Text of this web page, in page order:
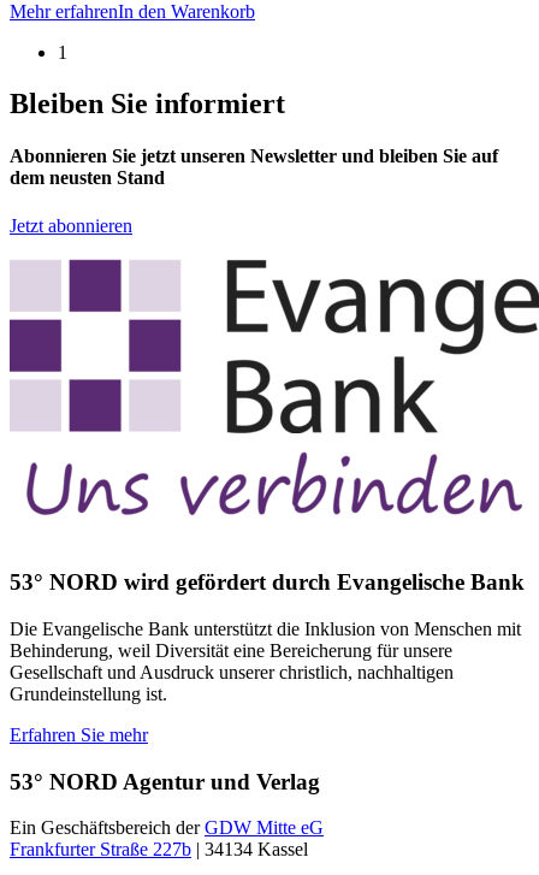
Mehr erfahrenIn den Warenkorb
1
Bleiben Sie informiert
Abonnieren Sie jetzt unseren Newsletter und bleiben Sie auf
dem neusten Stand
Jetzt abonnieren
53° NORD wird gefördert durch Evangelische Bank
Die Evangelische Bank unterstützt die Inklusion von Menschen mit
Behinderung, weil Diversität eine Bereicherung für unsere
Gesellschaft und Ausdruck unserer christlich, nachhaltigen
Grundeinstellung ist.
Erfahren Sie mehr
53° NORD Agentur und Verlag
Ein Geschäftsbereich derGDW Mitte eG
Frankfurter Straße 227b | 34134 Kassel